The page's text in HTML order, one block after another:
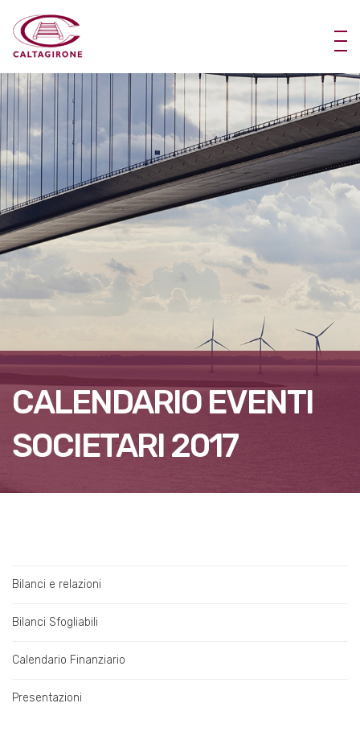
CALENDARIO EVENTI
SOCIETARI 2017
Bilanci e relazioni
Bilanci Sfogliabili
Calendario Finanziario
Presentazioni